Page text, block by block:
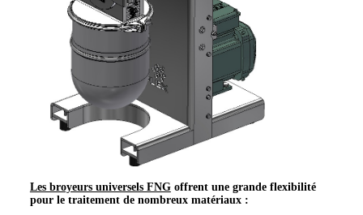
Les broyeurs universels FNGoffrent une grande flexibilité
pour le traitement de nombreux matériaux :